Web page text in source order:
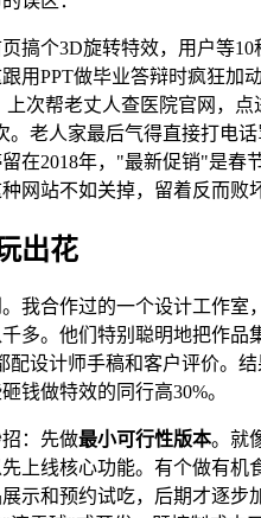
页搞个3D旋转特效，用户等10
用PPT做毕业答辩时疯狂加
上次帮老丈人查医院官网，点
。老人家最后气得直接打电话
留在2018年，"最新促销"是春
网站不如关掉，留着反而败
出花
我合作过的一个设计工作室
多。他们特别聪明地把作品
配设计师手稿和客户评价。
钱做特效的同行高30%。
：先做最小可行性版本。就
上线核心功能。有个做有机
示和预约试吃，后期才逐步